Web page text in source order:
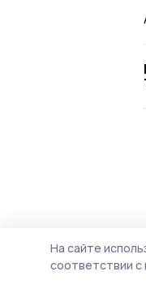
На сайте
соответствии